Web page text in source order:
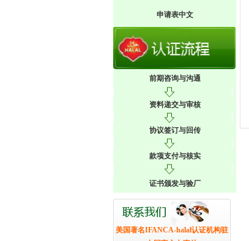
申请表中文
前期咨询与沟通
资料递交与审核
协议签订与回传
款项支付与核实
证书颁发与验厂
美国著名IFANCA-halal认证机构驻